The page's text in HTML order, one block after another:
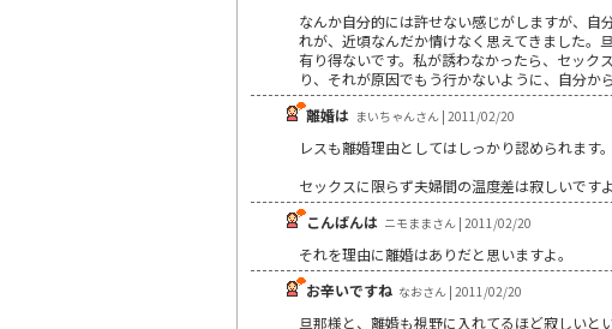
なんか自分的には許せない感じがしますが、自
れが、近頃なんだか情けなく思えてきました。
有り得ないです。私が誘わなかったら、セック
り、それが原因でもう行かないように、自分か
離婚は まいちゃんさん | 2011/02/20
レスも離婚理由としてはしっかり認められま
セックスに限らず夫婦間の温度差は寂しいで
こんばんは ニモままさん | 2011/02/20
それを理由に離婚はありだと思いますよ。
お辛いですね なおさん | 2011/02/20
旦那様と、離婚も視野に入れてるほど寂しいと